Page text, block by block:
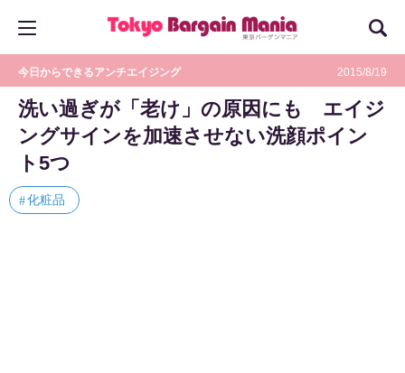
今日からできるアンチエイジング 2015/8/19
洗い過ぎが「老け」の原因にも エイジ
ングサインを加速させない洗顔ポイン
ト5つ
化粧品